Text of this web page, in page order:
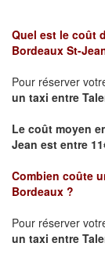
Quel est le coût
Bordeaux St-
Pour réserver
un taxi entre
Le coût moyen
Jean est entre
Combien coûte
Bordeaux ?
Pour réserver
un taxi entre